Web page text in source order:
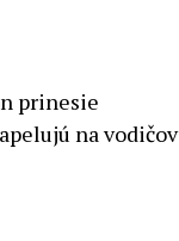
prinesie
na vodičov